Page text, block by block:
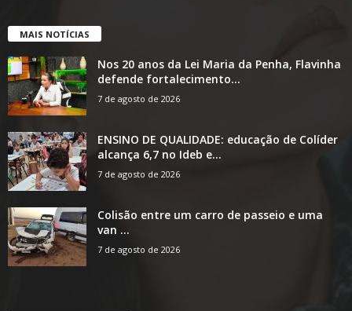
MAIS NOTÍCIAS
Nos 20 anos da Lei Maria da Penha, Flavinha
defende fortalecimento...
7 de agosto de 2026
ENSINO DE QUALIDADE: educação de Colíder
alcança 6,7 no Ideb e...
7 de agosto de 2026
Colisão entre um carro de passeio e uma
van ...
7 de agosto de 2026